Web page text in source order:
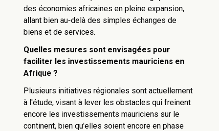
des économies africaines en pleine expansion,
allant bien au-delà des simples échanges de
biens et de services.
Quelles mesures sont envisagées pour
faciliter les investissements mauriciens en
Afrique ?
Plusieurs initiatives régionales sont actuellement
à l'étude, visant à lever les obstacles qui freinent
encore les investissements mauriciens sur le
continent, bien qu'elles soient encore en phase